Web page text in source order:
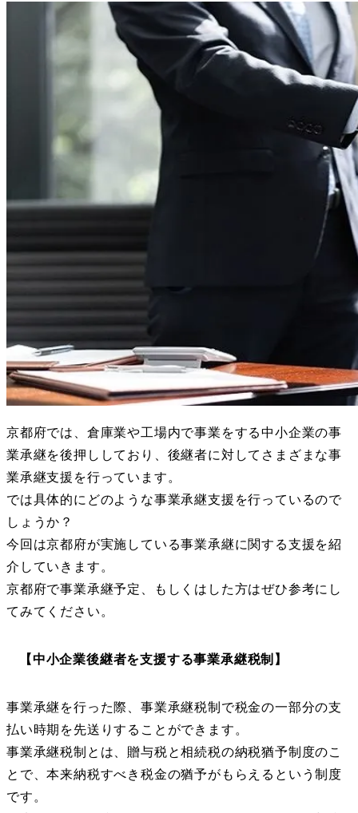
京都府では、倉庫業や工場内で事業をする中小企業の事
業承継を後押ししており、後継者に対してさまざまな事
業承継支援を行っています。
では具体的にどのような事業承継支援を行っているので
しょうか？
今回は京都府が実施している事業承継に関する支援を紹
介していきます。
京都府で事業承継予定、もしくはした方はぜひ参考にし
てみてください。
【中小企業後継者を支援する事業承継税制】
事業承継を行った際、事業承継税制で税金の一部分の支
払い時期を先送りすることができます。
事業承継税制とは、贈与税と相続税の納税猶予制度のこ
とで、本来納税すべき税金の猶予がもらえるという制度
です。